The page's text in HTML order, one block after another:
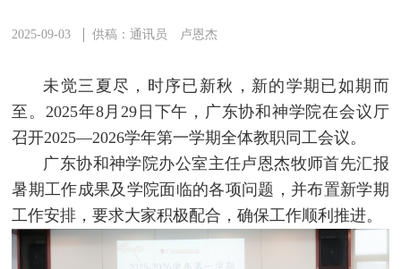
2025-09-03 ​供稿：通讯员 卢恩杰
未觉三夏尽，时序已新秋，新的学期已如期而
至。2025年8月29日下午，广东协和神学院在会议厅
召开2025—2026学年第一学期全体教职同工会议。
广东协和神学院办公室主任卢恩杰牧师首先汇报
暑期工作成果及学院面临的各项问题，并布置新学期
工作安排，要求大家积极配合，确保工作顺利推进。